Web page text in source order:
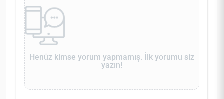
Henüz kimse yorum yapmamış. İlk yorumu siz
yazın!